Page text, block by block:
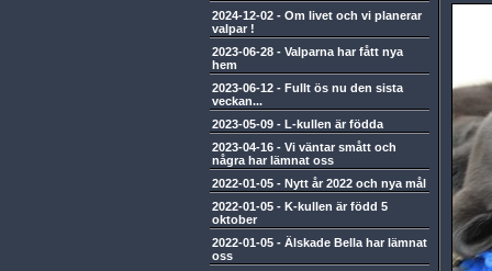
2024-12-02 - Om livet och vi planerar
valpar !
2023-06-28 - Valparna har fått nya
hem
2023-06-12 - Fullt ös nu den sista
veckan...
2023-05-09 - L-kullen är födda
2023-04-16 - Vi väntar smått och
några har lämnat oss
2022-01-05 - Nytt år 2022 och nya mål
2022-01-05 - K-kullen är född 5
oktober
2022-01-05 - Älskade Bella har lämnat
oss